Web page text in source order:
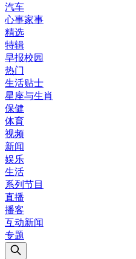
汽车
心事家事
精选
特辑
早报校园
热门
生活贴士
星座与生肖
保健
体育
视频
新闻
娱乐
生活
系列节目
直播
播客
互动新闻
专题